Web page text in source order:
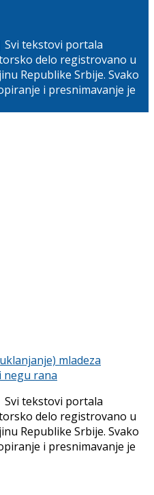
Svi tekstovi portala
delo registrovano u
Republike Srbije. Svako
i presnimavanje je
mladeza
negu rana
Svi tekstovi portala
delo registrovano u
Republike Srbije. Svako
i presnimavanje je